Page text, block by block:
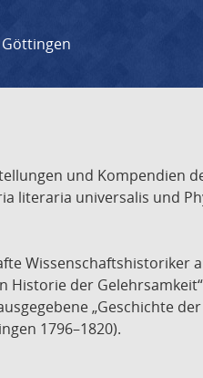
Göttingen
und Kompendien
literaria universalis und
Wissenschaftshistoriker
der
„Geschichte
1796–1820).